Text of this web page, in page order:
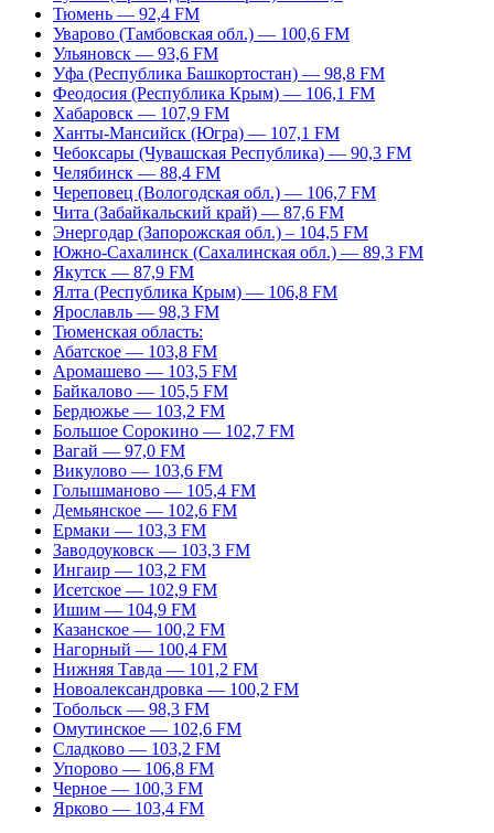
Тюмень — 92,4 FM
Уварово (Тамбовская обл.) — 100,6 FM
Ульяновск — 93,6 FM
Уфа (Республика Башкортостан) — 98,8 FM
Феодосия (Республика Крым) — 106,1 FM
Хабаровск — 107,9 FM
Ханты-Мансийск (Югра) — 107,1 FM
Чебоксары (Чувашская Республика) — 90,3 FM
Челябинск — 88,4 FM
Череповец (Вологодская обл.) — 106,7 FM
Чита (Забайкальский край) — 87,6 FM
Энергодар (Запорожская обл.) – 104,5 FM
Южно-Сахалинск (Сахалинская обл.) — 89,3 FM
Якутск — 87,9 FM
Ялта (Республика Крым) — 106,8 FM
Ярославль — 98,3 FM
Тюменская область:
Абатское — 103,8 FM
Аромашево — 103,5 FM
Байкалово — 105,5 FM
Бердюжье — 103,2 FM
Большое Сорокино — 102,7 FM
Вагай — 97,0 FM
Викулово — 103,6 FM
Голышманово — 105,4 FM
Демьянское — 102,6 FM
Ермаки — 103,3 FM
Заводоуковск — 103,3 FM
Ингаир — 103,2 FM
Исетское — 102,9 FM
Ишим — 104,9 FM
Казанское — 100,2 FM
Нагорный — 100,4 FM
Нижняя Тавда — 101,2 FM
Новоалександровка — 100,2 FM
Тобольск — 98,3 FM
Омутинское — 102,6 FM
Сладково — 103,2 FM
Упорово — 106,8 FM
Черное — 100,3 FM
Ярково — 103,4 FM